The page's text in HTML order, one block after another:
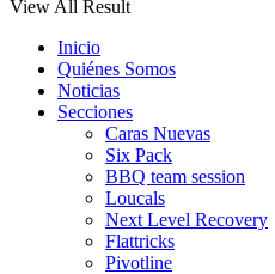
View All Result
Inicio
Quiénes Somos
Noticias
Secciones
Caras Nuevas
Six Pack
BBQ team session
Loucals
Next Level Recovery
Flattricks
Pivotline